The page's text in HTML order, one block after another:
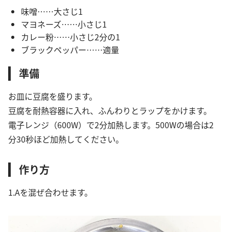
味噌……大さじ1
マヨネーズ……小さじ1
カレー粉……小さじ2分の1
ブラックペッパー……適量
準備
お皿に豆腐を盛ります。
豆腐を耐熱容器に入れ、ふんわりとラップをかけます。
電子レンジ（600W）で2分加熱します。500Wの場合は2
分30秒ほど加熱してください。
作り方
1.Aを混ぜ合わせます。